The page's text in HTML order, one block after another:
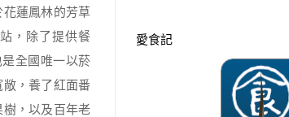
蓮鳳林的芳草
，除了提供餐
全國唯一以菸
，養了紅面番
，以及百年老
愛食記